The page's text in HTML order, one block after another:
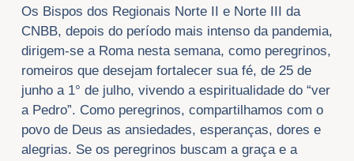
Os Bispos dos Regionais Norte II e Norte III da
CNBB, depois do período mais intenso da pandemia,
dirigem-se a Roma nesta semana, como peregrinos,
romeiros que desejam fortalecer sua fé, de 25 de
junho a 1° de julho, vivendo a espiritualidade do “ver
a Pedro”. Como peregrinos, compartilhamos com o
povo de Deus as ansiedades, esperanças, dores e
alegrias. Se os peregrinos buscam a graça e a